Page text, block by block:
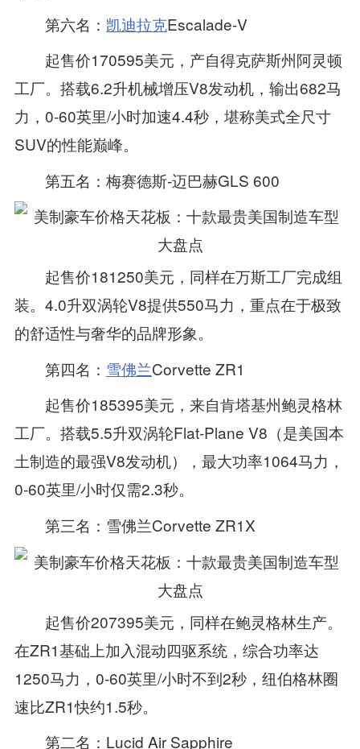
第六名： 凯迪拉克Escalade‑V
起售价170595美元，产自得克萨斯州阿灵顿
工厂。搭载6.2升机械增压V8发动机，输出682马
力，0‑60英里/小时加速4.4秒，堪称美式全尺寸
SUV的性能巅峰。
第五名：梅赛德斯‑迈巴赫GLS 600
起售价181250美元，同样在万斯工厂完成组
装。4.0升双涡轮V8提供550马力，重点在于极致
的舒适性与奢华的品牌形象。
第四名： 雪佛兰Corvette ZR1
起售价185395美元，来自肯塔基州鲍灵格林
工厂。搭载5.5升双涡轮Flat‑Plane V8（是美国本
土制造的最强V8发动机），最大功率1064马力，
0‑60英里/小时仅需2.3秒。
第三名：雪佛兰Corvette ZR1X
起售价207395美元，同样在鲍灵格林生产。
在ZR1基础上加入混动四驱系统，综合功率达
1250马力，0‑60英里/小时不到2秒，纽伯格林圈
速比ZR1快约1.5秒。
第二名：Lucid Air Sapphire